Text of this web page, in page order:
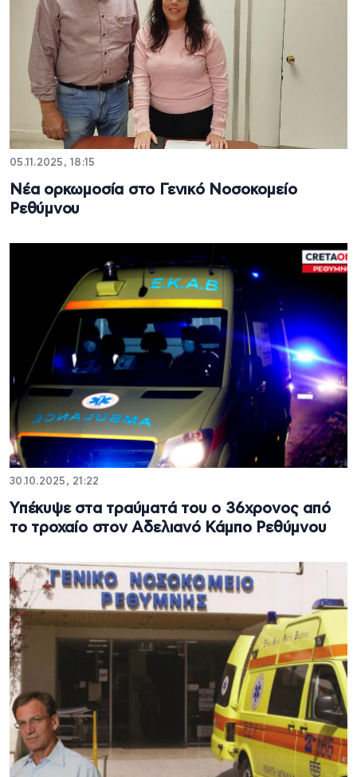
05.11.2025, 18:15
Νέα ορκωμοσία στο Γενικό Νοσοκομείο
Ρεθύμνου
30.10.2025, 21:22
Υπέκυψε στα τραύματά του ο 36χρονος από
το τροχαίο στον Αδελιανό Κάμπο Ρεθύμνου